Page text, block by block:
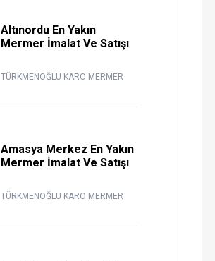
Altınordu En Yakın
Mermer İmalat Ve Satışı
TÜRKMENOĞLU KARO MERMER
Amasya Merkez En Yakın
Mermer İmalat Ve Satışı
TÜRKMENOĞLU KARO MERMER